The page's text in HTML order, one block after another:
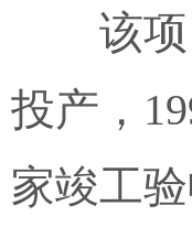
该
投产，
家竣工